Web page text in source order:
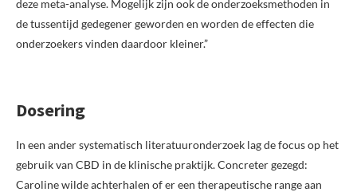
deze meta-analyse. Mogelijk zijn ook de onderzoeksmethoden in
de tussentijd gedegener geworden en worden de effecten die
onderzoekers vinden daardoor kleiner.”
Dosering
In een ander systematisch literatuuronderzoek lag de focus op het
gebruik van CBD in de klinische praktijk. Concreter gezegd:
Caroline wilde achterhalen of er een therapeutische range aan